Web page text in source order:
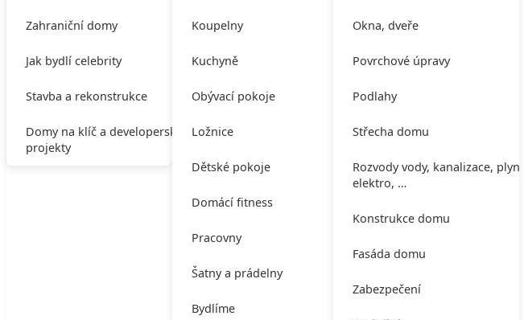
Zahraniční domy
Jak bydlí celebrity
Stavba a rekonstrukce
Domy na klíč a developerské
projekty
Koupelny
Kuchyně
Obývací pokoje
Ložnice
Dětské pokoje
Domácí fitness
Pracovny
Šatny a prádelny
Bydlíme
Okna, dveře
Povrchové úpravy
Podlahy
Střecha domu
Rozvody vody, kanalizace, plynu,
elektro, …
Konstrukce domu
Fasáda domu
Zabezpečení